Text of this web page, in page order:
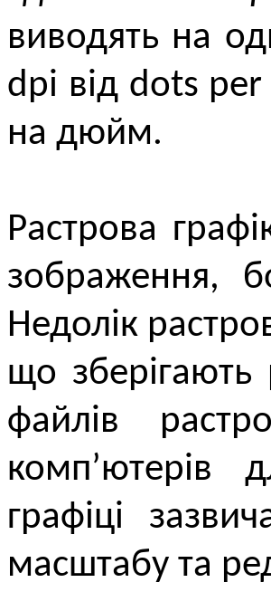
виводять на
dpi від dots
на дюйм.
Растрова
зображення,
Недолік
що
файлів
комп’ютерів
графіці
масштабу та